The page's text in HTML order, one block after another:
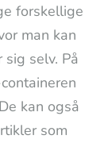
forskellige
man kan
selv. På
kan også
som